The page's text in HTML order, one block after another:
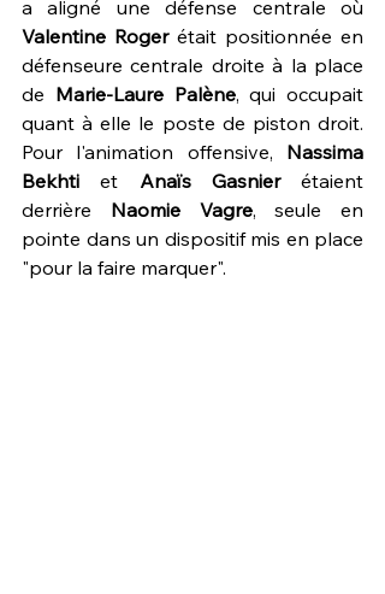
Valentine Roger était positionnée en
défenseure centrale droite à la place
de Marie-Laure Palène, qui occupait
quant à elle le poste de piston droit.
Pour l'animation offensive, Nassima
Bekhti et Anaïs Gasnier étaient
derrière Naomie Vagre, seule en
pointe dans un dispositif mis en place
"pour la faire marquer".